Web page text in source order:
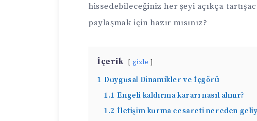
hissedebileceğiniz her şeyi açıkça
paylaşmak için hazır mısınız?
İçerik gizle
1 Duygusal Dinamikler ve İçgörü
1.1 Engeli kaldırma kararı nasıl alınır?
1.2 İletişim kurma cesareti nereden